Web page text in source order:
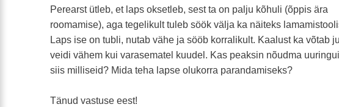
Perearst ütleb, et laps oksetleb, sest ta on palju kõhuli (õppis ära
roomamise), aga tegelikult tuleb söök välja ka näiteks
Laps ise on tubli, nutab vähe ja sööb korralikult. Kaalust ka võtab
veidi vähem kui varasematel kuudel. Kas peaksin nõudma
siis milliseid? Mida teha lapse olukorra parandamiseks?
Tänud vastuse eest!